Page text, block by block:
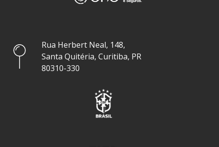
Rua Herbert Neal, 148,
Santa Quitéria, Curitiba, PR
80310-330